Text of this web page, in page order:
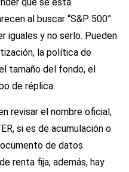
al buscar “S&P 500”
iguales y no serlo. Pueden
la política de
tamaño del fondo, el
de réplica.
revisar el nombre oficial,
si es de acumulación o
de datos
renta fija, además, hay